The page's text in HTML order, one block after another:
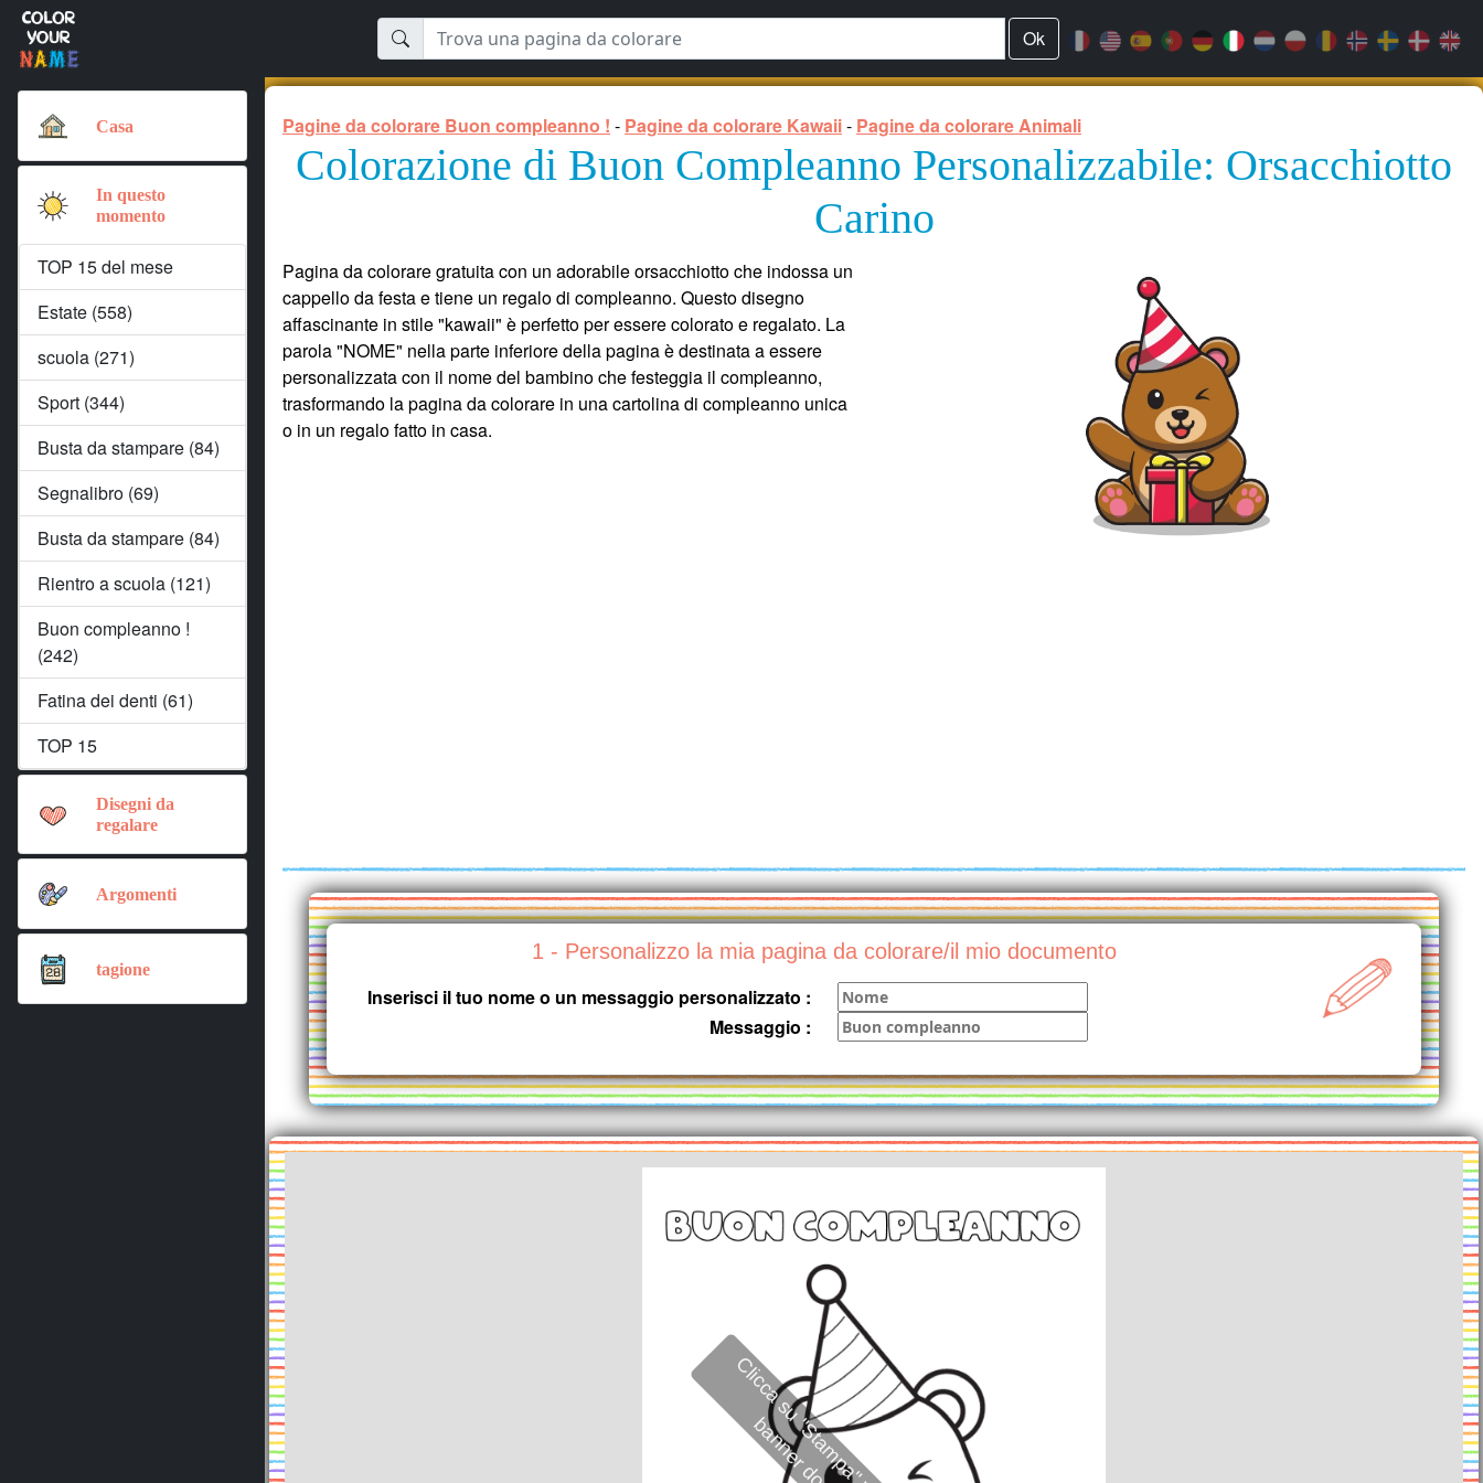
Casa
In questo
momento
TOP 15 del mese
Estate (558)
scuola (271)
Sport (344)
Busta da stampare (84)
Segnalibro (69)
Busta da stampare (84)
Rientro a scuola (121)
Buon compleanno !
(242)
Fatina dei denti (61)
TOP 15
Disegni da
regalare
Argomenti
tagione
Ok
Pagine da colorare Buon compleanno ! - Pagine da colorare Kawaii- Pagine da colorare Animali
Colorazione di Buon Compleanno Personalizzabile: Orsacchiotto
Carino
Pagina da colorare gratuita con un adorabile orsacchiotto che indossa un
cappello da festa e tiene un regalo di compleanno. Questo disegno
affascinante in stile "kawaii" è perfetto per essere colorato e regalato. La
parola "NOME" nella parte inferiore della pagina è destinata a essere
personalizzata con il nome del bambino che festeggia il compleanno,
trasformando la pagina da colorare in una cartolina di compleanno unica
o in un regalo fatto in casa.
1 - Personalizzo la mia pagina da colorare/il mio documento
Inserisci il tuo nome o un messaggio personalizzato :
Messaggio :